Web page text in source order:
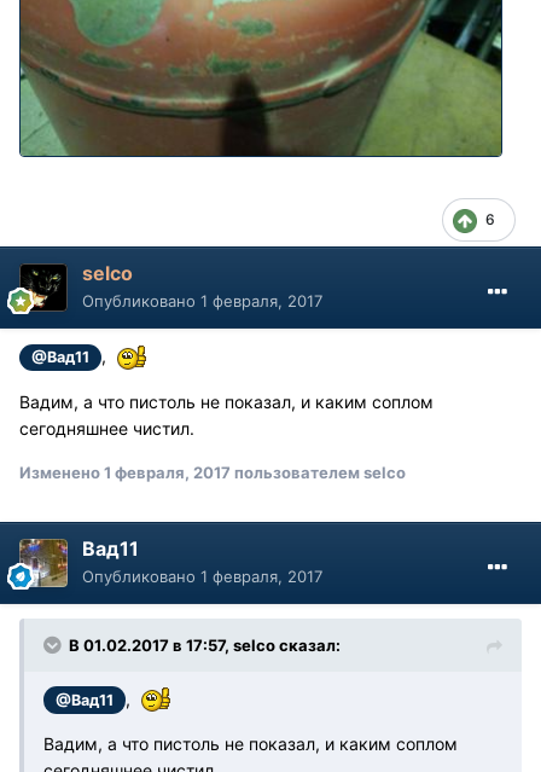
6
selco
Опубликовано 1 февраля, 2017
@Вад11 ,
Вадим, а что пистоль не показал, и каким соплом
сегодняшнее чистил.
Изменено1 февраля, 2017 пользователем selco
Вад11
Опубликовано 1 февраля, 2017
В 01.02.2017 в 17:57, selco сказал:
@Вад11 ,
Вадим, а что пистоль не показал, и каким соплом